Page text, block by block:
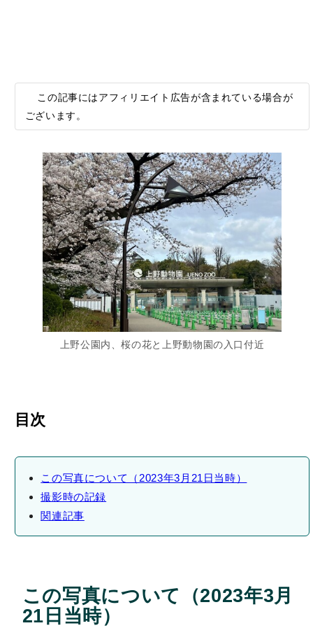
この記事にはアフィリエイト広告が含まれている場合が
ございます。
上野公園内、桜の花と上野動物園の入口付近
目次
この写真について（2023年3月21日当時）
撮影時の記録
関連記事
この写真について（2023年3月
21日当時）